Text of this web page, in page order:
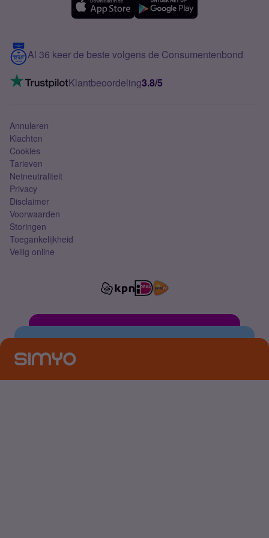
Meerdere nummers
5G internet
Mobiel internet
Mobiel abonnement
Contact
VoLTE 4G bellen
Al 36 keer de beste volgens de Consumentenbond
Klantbeoordeling3.8/5
Annuleren
Klachten
Cookies
Tarieven
Netneutraliteit
Privacy
Disclaimer
Voorwaarden
Storingen
Toegankelijkheid
Veilig online